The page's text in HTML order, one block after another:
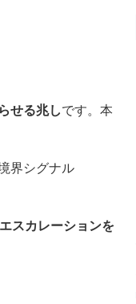
せる兆しです。本
界シグナル
スカレーションを